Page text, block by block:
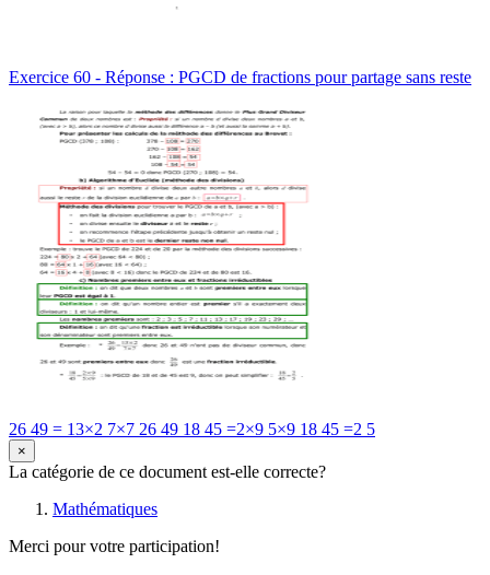
Exercice 60 - Réponse : PGCD de fractions pour partage sans reste
26 49 = 13×2 7×7 26 49 18 45 =2×9 5×9 18 45 =2 5
×
La catégorie de ce document est-elle correcte?
Mathématiques
Merci pour votre participation!